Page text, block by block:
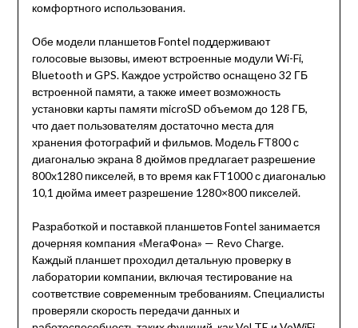
комфортного использования.
Обе модели планшетов Fontel поддерживают
голосовые вызовы, имеют встроенные модули Wi-Fi,
Bluetooth и GPS. Каждое устройство оснащено 32 ГБ
встроенной памяти, а также имеет возможность
установки карты памяти microSD объемом до 128 ГБ,
что дает пользователям достаточно места для
хранения фотографий и фильмов. Модель FT800 с
диагональю экрана 8 дюймов предлагает разрешение
800х1280 пикселей, в то время как FT1000 с диагональю
10,1 дюйма имеет разрешение 1280×800 пикселей.
Разработкой и поставкой планшетов Fontel занимается
дочерняя компания «МегаФона» — Revo Charge.
Каждый планшет проходил детальную проверку в
лаборатории компании, включая тестирование на
соответствие современным требованиям. Специалисты
проверяли скорость передачи данных и